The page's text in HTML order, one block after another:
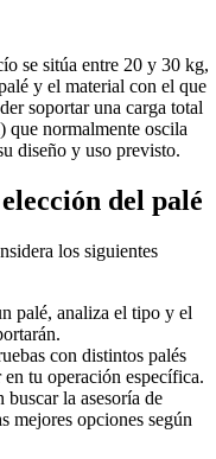
se sitúa entre 20 y 30 kg,
y el material con el que
soportar una carga total
que normalmente oscila
diseño y uso previsto.
del palé
los siguientes
palé, analiza el tipo y el
con distintos palés
tu operación específica.
buscar la asesoría de
mejores opciones según